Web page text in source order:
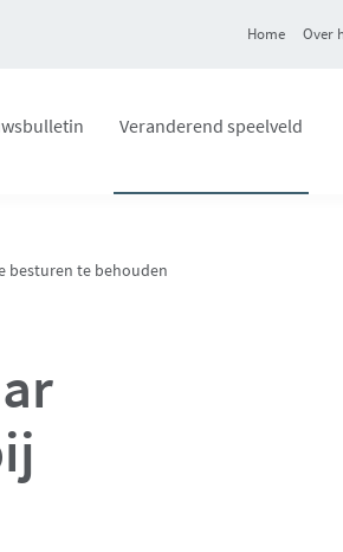
Home Over
Veranderend speelveld
besturen te behouden